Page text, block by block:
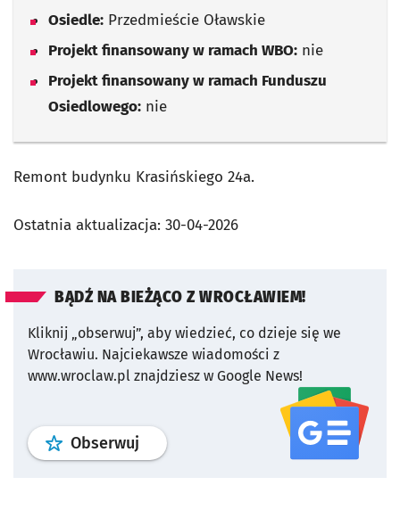
Osiedle: Przedmieście Oławskie
Projekt finansowany w ramach WBO: nie
Projekt finansowany w ramach Funduszu
Osiedlowego: nie
Remont budynku Krasińskiego 24a.
Ostatnia aktualizacja: 30-04-2026
BĄDŹ NA BIEŻĄCO Z WROCŁAWIEM!
Kliknij „obserwuj”, aby wiedzieć, co dzieje się we
Wrocławiu. Najciekawsze wiadomości z
www.wroclaw.pl znajdziesz w Google News!
Obserwuj profil serwisu